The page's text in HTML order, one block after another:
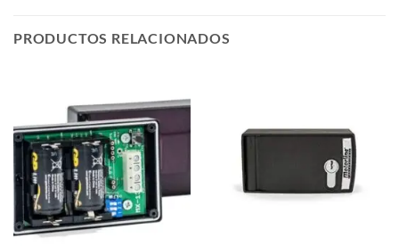
PRODUCTOS RELACIONADOS